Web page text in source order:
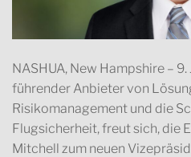
NASHUA, New Hampshire –
führender Anbieter von
Risikomanagement und die
Flugsicherheit, freut sich, die
Mitchell zum neuen